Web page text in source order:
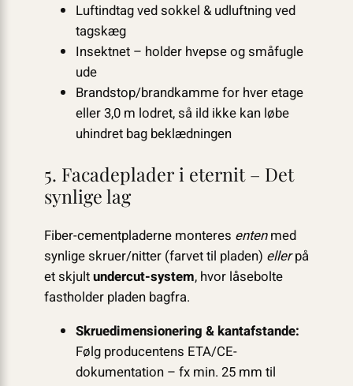
Luftindtag ved sokkel & udluftning ved
tagskæg
Insektnet – holder hvepse og småfugle
ude
Brandstop/brandkamme for hver etage
eller 3,0 m lodret, så ild ikke kan løbe
uhindret bag beklædningen
5. Facadeplader i eternit – Det
synlige lag
Fiber-cementpladerne monteres entenmed
synlige skruer/nitter (farvet til pladen) ellerpå
et skjultundercut-system, hvor låsebolte
fastholder pladen bagfra.
Skruedimensionering & kantafstande:
Følg producentens ETA/CE-
dokumentation – fx min. 25 mm til